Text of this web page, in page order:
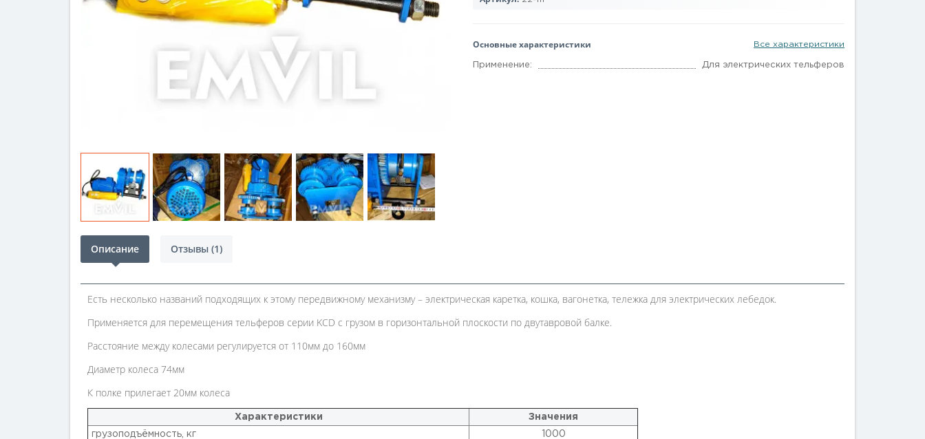
Основные характеристики Все характеристики
Применение: Для электрических тельферов
Описание Отзывы (1)
Есть несколько названий подходящих к этому передвижному механизму – электрическая каретка, кошка, вагонетка, тележка для электрических лебедок.
Применяется для перемещения тельферов серии KCD с грузом в горизонтальной плоскости по двутавровой балке.
Расстояние между колесами регулируется от 110мм до 160мм
Диаметр колеса 74мм
К полке прилегает 20мм колеса
Характеристики Значения
грузоподъёмность, кг 1000